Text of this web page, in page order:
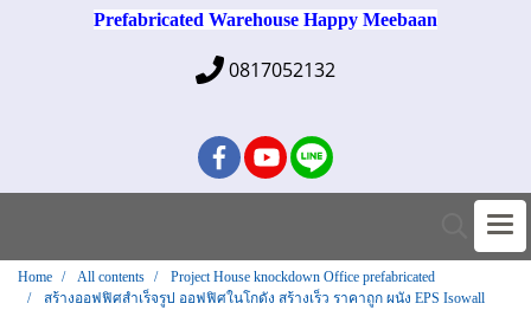
Prefabricated Warehouse Happy Meebaan
0817052132
Home All contents
Project House knockdown Office prefabricated
สร้างออฟฟิศสำเร็จรูป ออฟฟิศในโกดัง สร้างเร็ว ราคาถูก ผนัง EPS Isowall